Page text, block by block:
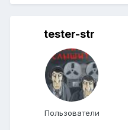
tester-str
Пользователи